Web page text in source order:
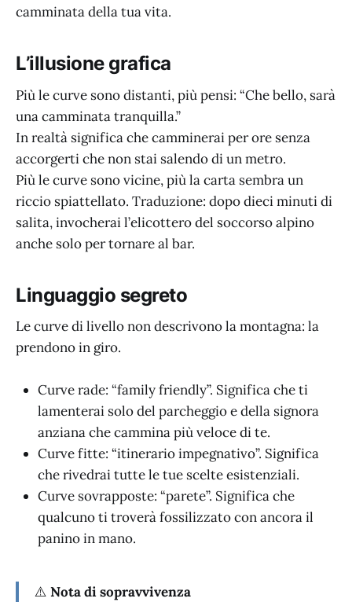
camminata della tua vita.
L’illusione grafica
Più le curve sono distanti, più pensi: “Che bello, sarà
una camminata tranquilla.”
In realtà significa che camminerai per ore senza
accorgerti che non stai salendo di un metro.
Più le curve sono vicine, più la carta sembra un
riccio spiattellato. Traduzione: dopo dieci minuti di
salita, invocherai l’elicottero del soccorso alpino
anche solo per tornare al bar.
Linguaggio segreto
Le curve di livello non descrivono la montagna: la
prendono in giro.
Curve rade: “family friendly”. Significa che ti
lamenterai solo del parcheggio e della signora
anziana che cammina più veloce di te.
Curve fitte: “itinerario impegnativo”. Significa
che rivedrai tutte le tue scelte esistenziali.
Curve sovrapposte: “parete”. Significa che
qualcuno ti troverà fossilizzato con ancora il
panino in mano.
⚠️ Nota di sopravvivenza